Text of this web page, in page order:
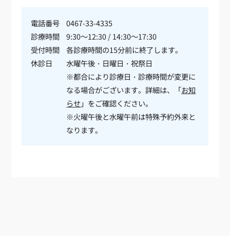
電話番号
0467-33-4335
診療時間
9:30～12:30 / 14:30～17:30
受付時間
各診療時間の15分前に終了します。
休診日
水曜午後・日曜日・祝祭日
※都合により診療日・診療時間が変更に
なる場合がございます。詳細は、「お知
らせ」をご確認ください。
※火曜午後と水曜午前は特殊予約外来と
なります。